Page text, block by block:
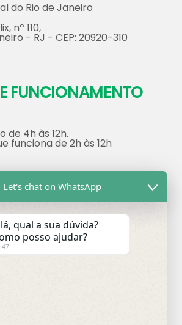
do Rio de Janeiro
nº 110,
- RJ - CEP: 20920-310
FUNCIONAMENTO
de 4h às 12h.
funciona de 2h às 12h
às 17h
às 17h
próprio horário de
Let's chat on WhatsApp
qual a sua dúvida?
posso ajudar?